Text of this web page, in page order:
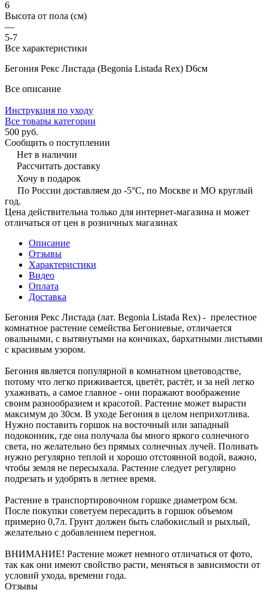
6
Высота от пола (см)
—
5-7
Все характеристики
Бегония Рекс Листада (Begonia Listada Rex) D6см
Все описание
Инструкция по уходу
Все товары категории
500 руб.
Сообщить о поступлении
Нет в наличии
Рассчитать доставку
Хочу в подарок
По России доставляем до -5°C, по Москве и МО круглый
год.
Цена действительна только для интернет-магазина и может
отличаться от цен в розничных магазинах
Описание
Отзывы
Характеристики
Видео
Оплата
Доставка
Бегония Рекс Листада (лат. Begonia Listada Rex) - прелестное
комнатное растение семейства Бегониевые, отличается
овальными, с вытянутыми на кончиках, бархатными листьями
с красивым узором.
Бегония является популярной в комнатном цветоводстве,
потому что легко приживается, цветёт, растёт, и за ней легко
ухаживать, а самое главное - они поражают воображение
своим разнообразием и красотой. Растение может вырасти
максимум до 30см. В уходе Бегония в целом неприхотлива.
Нужно поставить горшок на восточный или западный
подоконник, где она получала бы много яркого солнечного
света, но желательно без прямых солнечных лучей. Поливать
нужно регулярно теплой и хорошо отстоянной водой, важно,
чтобы земля не пересыхала. Растение следует регулярно
подрезать и удобрять в летнее время.
Растение в транспортировочном горшке диаметром 6см.
После покупки советуем пересадить в горшок объемом
примерно 0,7л. Грунт должен быть слабокислый и рыхлый,
желательно с добавлением перегноя.
ВНИМАНИЕ! Растение может немного отличаться от фото,
так как они имеют свойство расти, меняться в зависимости от
условий ухода, времени года.
Отзывы